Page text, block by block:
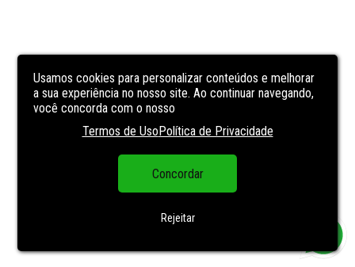
Usamos cookies para personalizar conteúdos e melhorar
a sua experiência no nosso site. Ao continuar navegando,
você concorda com o nosso
Termos de UsoPolítica de Privacidade
Concordar
Rejeitar